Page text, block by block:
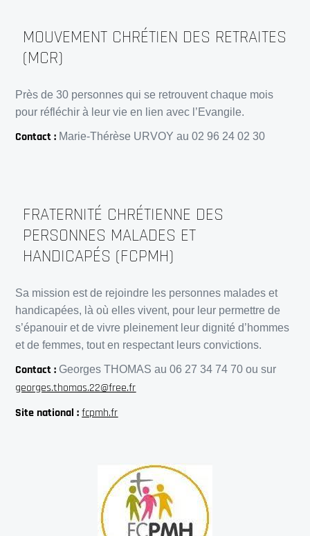
MOUVEMENT CHRÉTIEN DES RETRAITES
(MCR)
Près de 30 personnes qui se retrouvent chaque mois
pour réfléchir à leur vie en lien avec l’Evangile.
Contact : Marie-Thérèse URVOY au 02 96 24 02 30
FRATERNITÉ CHRÉTIENNE DES
PERSONNES MALADES ET
HANDICAPÉS (FCPMH)
Sa mission est de rejoindre les personnes malades et
handicapées, là où elles vivent, pour leur permettre de
s’épanouir et de vivre pleinement leur dignité d’hommes
et de femmes, tout en respectant leurs convictions.
Contact : Georges THOMAS au 06 27 34 74 70 ou sur
georges.thomas.22@free.fr
Site national : fcpmh.fr
Trouvez votre paroisse !